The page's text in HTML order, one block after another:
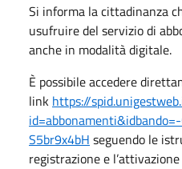
Si informa la cittadinanza
usufruire del servizio di
anche in modalità digitale.
È possibile accedere
link https://
id=abbonamenti&idbando=-
S5br9x4bH seguendo le
registrazione e